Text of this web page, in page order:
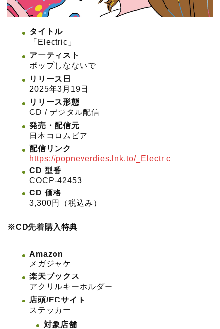
タイトル
「Electric」
アーティスト
ポップしなないで
リリース日
2025年3月19日
リリース形態
CD / デジタル配信
発売・配信元
日本コロムビア
配信リンク
https://popneverdies.lnk.to/_Electric
CD 型番
COCP-42453
CD 価格
3,300円（税込み）
※CD先着購入特典
Amazon
メガジャケ
楽天ブックス
アクリルキーホルダー
店頭/ECサイト
ステッカー
対象店舗